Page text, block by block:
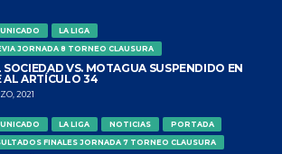
LA LIGA
JORNADA 8 TORNEO CLAUSURA
SOCIEDAD VS. MOTAGUA SUSPENDIDO EN
AL ARTÍCULO 34
2021
LA LIGA NOTICIAS
PORTADA
FINALES JORNADA 7 TORNEO CLAUSURA